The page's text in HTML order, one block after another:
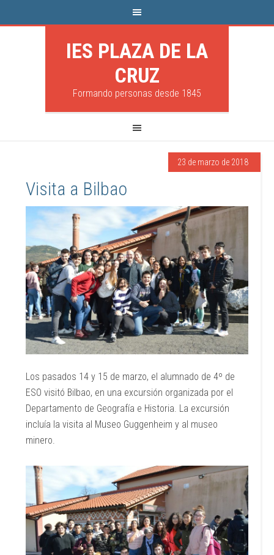
IES PLAZA DE LA
CRUZ
Formando personas desde 1845
23 de marzo de 2018
Visita a Bilbao
Los pasados 14 y 15 de marzo, el alumnado de 4º de
ESO visitó Bilbao, en una excursión organizada por el
Departamento de Geografía e Historia. La excursión
incluía la visita al Museo Guggenheim y al museo
minero.